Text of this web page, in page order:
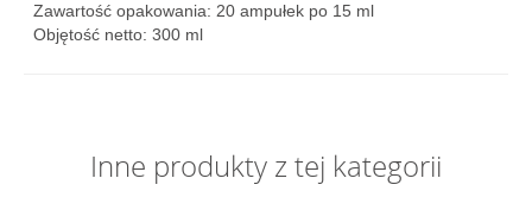
Zawartość opakowania: 20 ampułek po 15 ml
Objętość netto: 300 ml
Inne produkty z tej kategorii